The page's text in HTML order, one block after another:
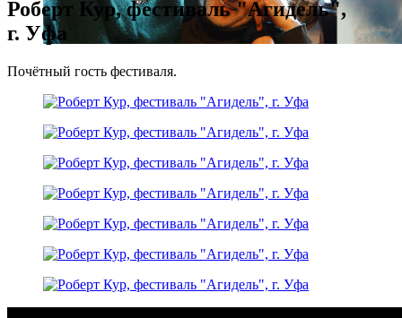
Роберт Кур, фестиваль "Агидель",
г. Уфа
Почётный гость фестиваля.